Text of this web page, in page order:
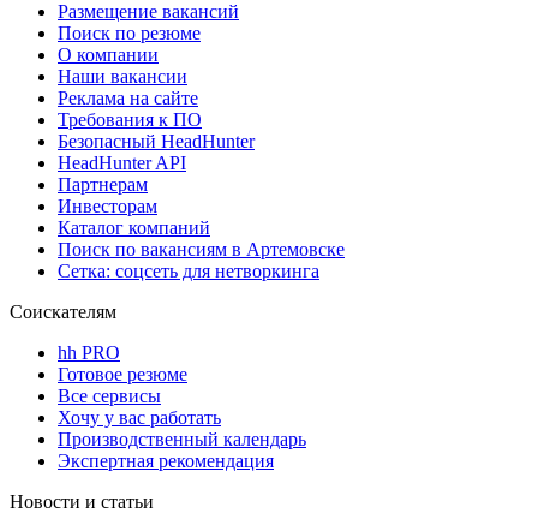
Размещение вакансий
Поиск по резюме
О компании
Наши вакансии
Реклама на сайте
Требования к ПО
Безопасный HeadHunter
HeadHunter API
Партнерам
Инвесторам
Каталог компаний
Поиск по вакансиям в Артемовске
Сетка: соцсеть для нетворкинга
Соискателям
hh PRO
Готовое резюме
Все сервисы
Хочу у вас работать
Производственный календарь
Экспертная рекомендация
Новости и статьи